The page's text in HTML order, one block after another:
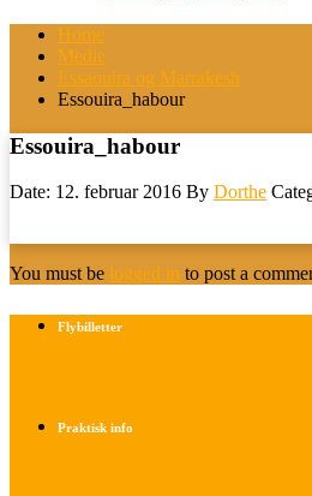
Home
Medie
Essaouira og Marrakesh
Essouira_habour
Essouira_habour
Date: 12. februar 2016 By Dorthe
You must be logged in to post a
Flybilletter
Praktisk info